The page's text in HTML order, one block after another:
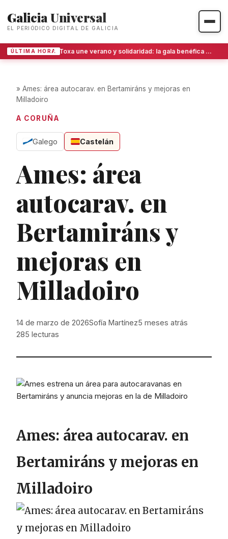
Galicia Universal
EL PERIÓDICO DIGITAL DE GALICIA
ÚLTIMA HORA A Toxa une verano y solidaridad: la gala benéfica que ya es imprescindible en O Grove
» Ames: área autocarav. en Bertamiráns y mejoras en
Milladoiro
A CORUÑA
Galego Castelán
Ames: área
autocarav. en
Bertamiráns y
mejoras en
Milladoiro
14 de marzo de 2026Sofía Martínez5 meses atrás
285 lecturas
Ames: área autocarav. en
Bertamiráns y mejoras en
Milladoiro